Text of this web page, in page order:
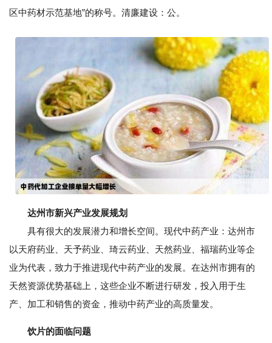
区中药材示范基地”的称号。清廉建设：公。
达州市新兴产业发展规划
具有很大的发展潜力和增长空间。现代中药产业：达州市
以天府药业、天予药业、琦云药业、天然药业、福瑞药业等企
业为代表，致力于推进现代中药产业的发展。在达州市拥有的
天然资源优势基础上，这些企业不断进行研发，投入用于生
产、加工和销售的资金，推动中药产业的高质量发。
饮片的面临问题